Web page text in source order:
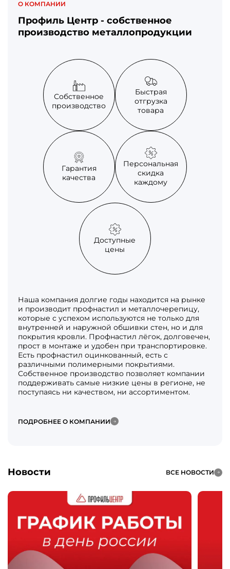
О КОМПАНИИ
Профиль Центр - собственное
производство металлопродукции
Собственное
производство
Быстрая
отгрузка
товара
Гарантия
качества
Персональная
скидка
каждому
Доступные
цены
Наша компания долгие годы находится на рынке
и производит профнастил и металлочерепицу,
которые с успехом используются не только для
внутренней и наружной обшивки стен, но и для
покрытия кровли. Профнастил лёгок, долговечен,
прост в монтаже и удобен при транспортировке.
Есть профнастил оцинкованный, есть с
различными полимерными покрытиями.
Собственное производство позволяет компании
поддерживать самые низкие цены в регионе, не
поступаясь ни качеством, ни ассортиментом.
ПОДРОБНЕЕ О КОМПАНИИ
Новости ВСЕ НОВОСТИ